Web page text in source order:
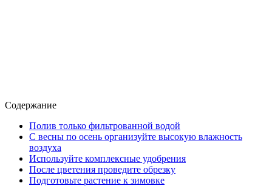
Содержание
Полив только фильтрованной водой
С весны по осень организуйте высокую влажность
воздуха
Используйте комплексные удобрения
После цветения проведите обрезку
Подготовьте растение к зимовке